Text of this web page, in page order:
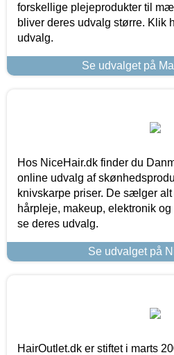
forskellige plejeprodukter til
bliver deres udvalg større. Klik
udvalg.
Se udvalget på
Hos NiceHair.dk finder du
online udvalg af
knivskarpe priser. De sælger
hårpleje, makeup, elektronik
se deres udvalg.
Se udvalget på
HairOutlet.dk er stiftet i marts